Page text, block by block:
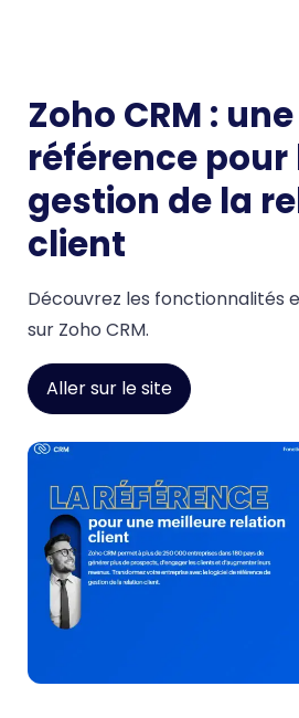
Zoho CRM : une
référence pour
gestion de la
client
Découvrez les fonctionnalités
sur Zoho CRM.
Aller sur le site